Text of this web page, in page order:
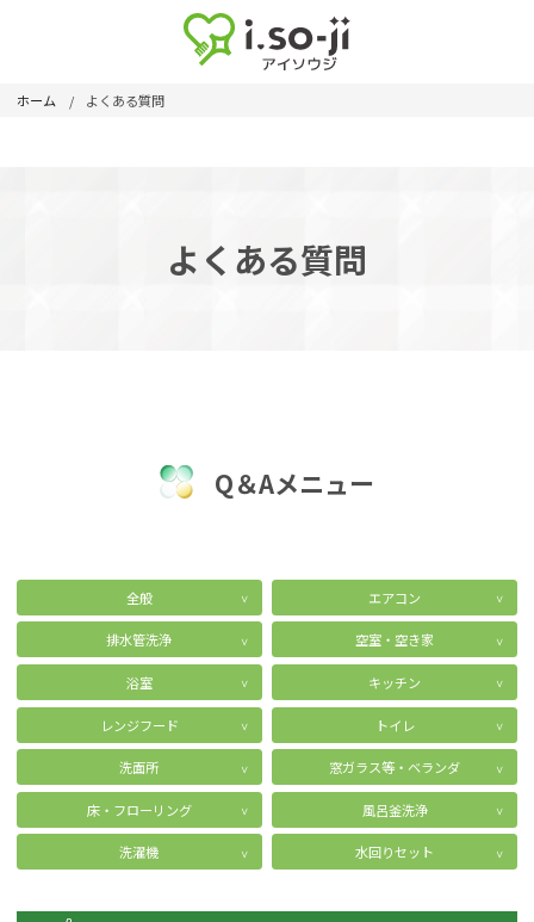
ホーム よくある質問
よくある質問
Q＆Aメニュー
全般 エアコン
排水管洗浄 空室・空き家
浴室 キッチン
レンジフード トイレ
洗面所 窓ガラス等・ベランダ
床・フローリング 風呂釜洗浄
洗濯機 水回りセット